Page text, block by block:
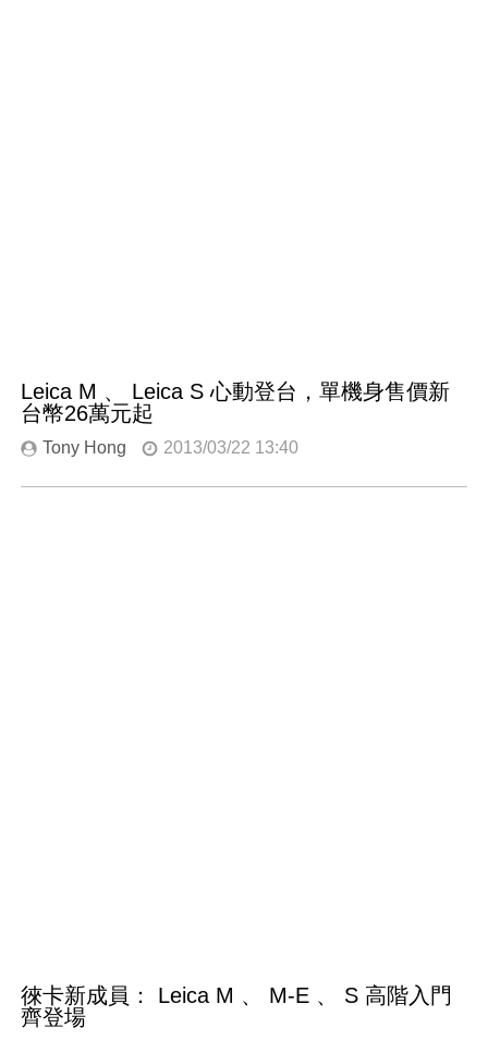
Leica M 、 Leica S 心動登台，單機身售價新
台幣26萬元起
Tony Hong 2013/03/22 13:40
徠卡新成員： Leica M 、 M-E 、 S 高階入門
齊登場